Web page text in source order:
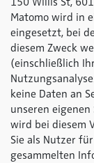
Matomo wird in
eingesetzt, bei
diesem Zweck
(einschließlich
keine Daten an
unseren
wird bei diesem
Sie als Nutzer
gesammelten